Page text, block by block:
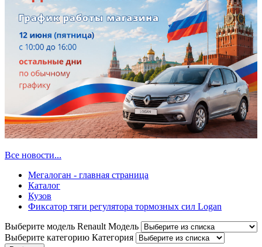
Все новости...
Мегалоган - главная страница
Каталог
Кузов
Фиксатор тяги регулятора тормозных сил Logan
Выберите модель Renault Модель
Выберите категорию Категория